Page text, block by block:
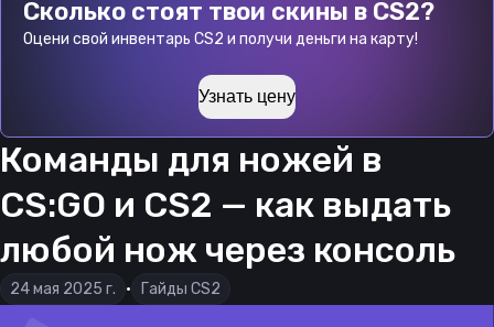
Сколько стоят твои скины в CS2?
Оцени свой инвентарь CS2 и получи деньги на карту!
Узнать цену
Команды для ножей в
CS:GO и CS2 — как выдать
любой нож через консоль
24 мая 2025 г. • Гайды CS2